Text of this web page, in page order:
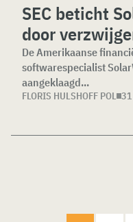
SEC beticht
door
De Amerikaanse
softwarespecialist
aangeklaagd...
FLORIS HULSHOFF POL